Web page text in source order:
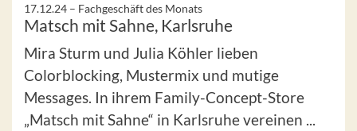
17.12.24 – Fachgeschäft des Monats
Matsch mit Sahne, Karlsruhe
Mira Sturm und Julia Köhler lieben
Colorblocking, Mustermix und mutige
Messages. In ihrem Family-Concept-Store
„Matsch mit Sahne“ in Karlsruhe vereinen ...